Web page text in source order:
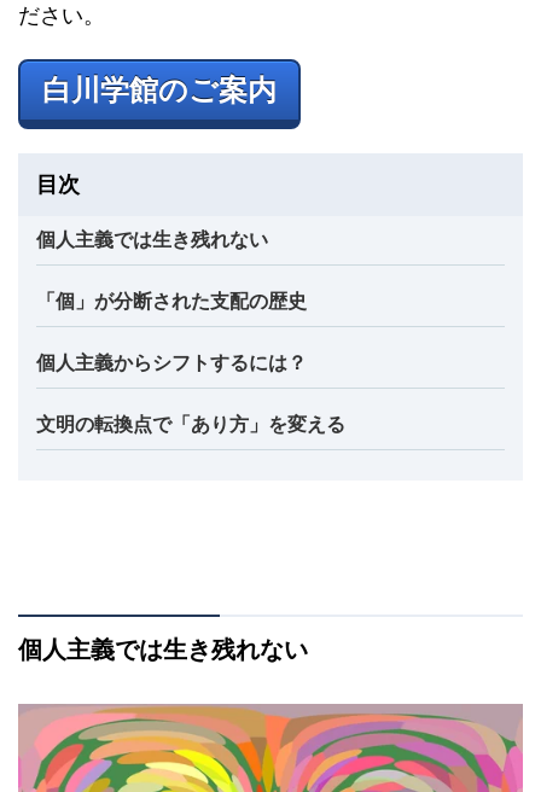
ださい。
白川学館のご案内
目次
個人主義では生き残れない
「個」が分断された支配の歴史
個人主義からシフトするには？
文明の転換点で「あり方」を変える
個人主義では生き残れない